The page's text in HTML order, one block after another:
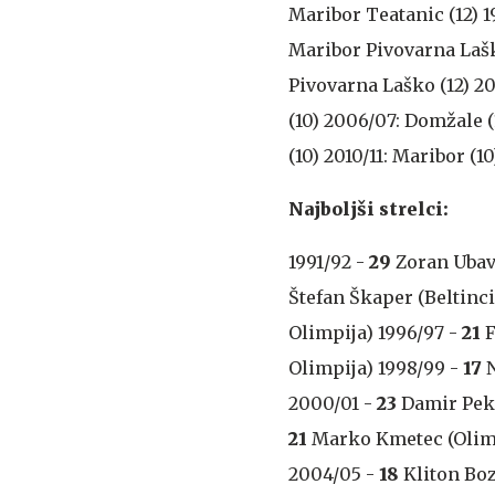
Maribor Teatanic (12)
Maribor Pivovarna
Pivovarna Laško (12)
(10) 2006/07: Domžale
(10) 2010/11: Maribor
Najboljši strelci:
1991/92 - 29 Zoran
Štefan Škaper
Olimpija) 1996/97 - 21
Olimpija) 1998/99 - 17
2000/01 - 23 Damir
21 Marko Kmetec
2004/05 - 18 Kliton